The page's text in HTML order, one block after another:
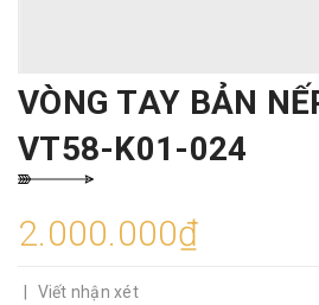
VÒNG TAY BẢN
VT58-K01-024
2.000.000₫
Viết nhận xét